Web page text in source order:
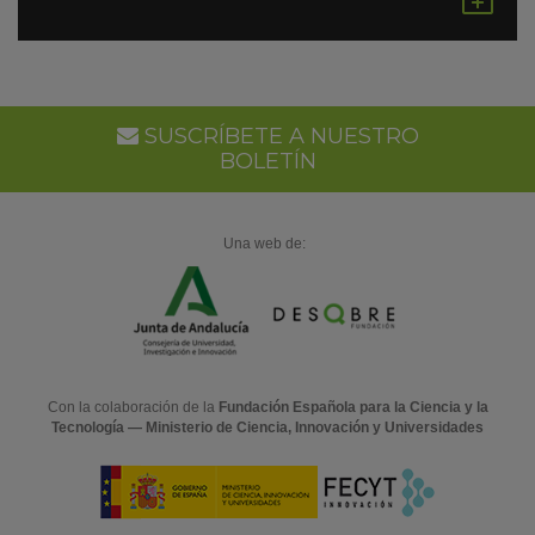
en
SUSCRÍBETE A NUESTRO
BOLETÍN
Una web de:
Con la colaboración de la Fundación Española para la Ciencia y la
Tecnología — Ministerio de Ciencia, Innovación y Universidades